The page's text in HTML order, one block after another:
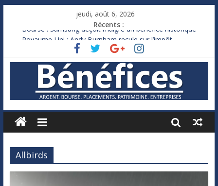
jeudi, août 6, 2026
Récents :
Bourse : Samsung déçoit malgré un bénéfice historique
Royaume-Uni : Andy Burnham recule sur l’impôt
Xavier Niel, le milliardaire qui ne touche presque rien
Ruée des fortunes russes vers l’étranger
France : le logement mis à l’épreuve par la chaleur
Allbirds